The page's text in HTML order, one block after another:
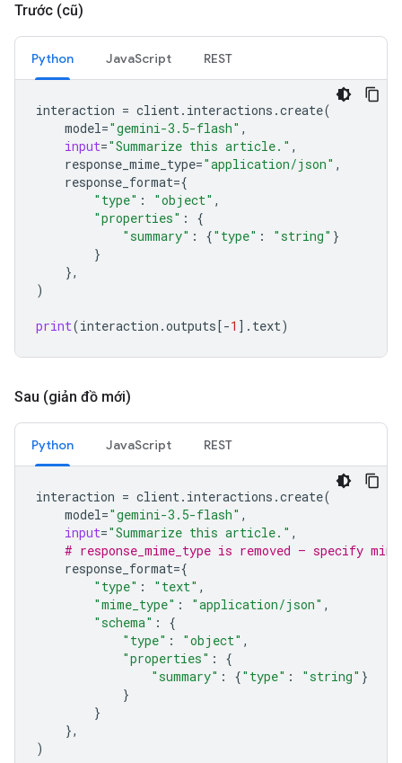
Trước (cũ)
Python JavaScript REST
interaction = client. interactions .create(
model="gemini-3.5-flash" ,
input="Summarize this article." ,
response_mime_type="application/json" ,
response_format={
"type" : "object" ,
"properties" :
{
"summary" : {"type" : "string" }
}
},
)
print(interaction .outputs[-1 ] . text)
Sau (giản đồ mới)
Python JavaScript REST
interaction = client. interactions .create(
model="gemini-3.5-flash" ,
input="Summarize this article." ,
# response_mime_type is removed — specify
response_format={
"type" : "text" ,
"mime_type" : "application/json" ,
"schema" :
{
"type" : "object" ,
"properties" :
{
"summary" : {"type" : "string" }
}
}
},
)